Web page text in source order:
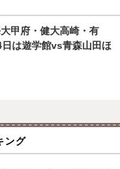
甲府・健大高崎・有
は遊学館vs青森山田ほ
ング